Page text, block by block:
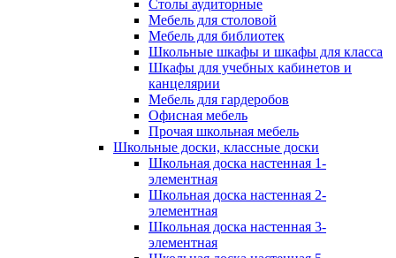
Столы аудиторные
Мебель для столовой
Мебель для библиотек
Школьные шкафы и шкафы для класса
Шкафы для учебных кабинетов и
канцелярии
Мебель для гардеробов
Офисная мебель
Прочая школьная мебель
Школьные доски, классные доски
Школьная доска настенная 1-
элементная
Школьная доска настенная 2-
элементная
Школьная доска настенная 3-
элементная